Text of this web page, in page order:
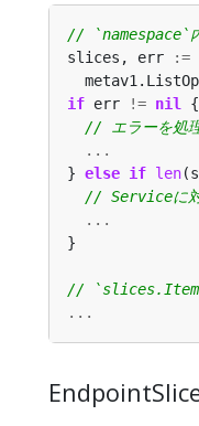
slices, err :=
if err != nil
...
} else if len
...
...